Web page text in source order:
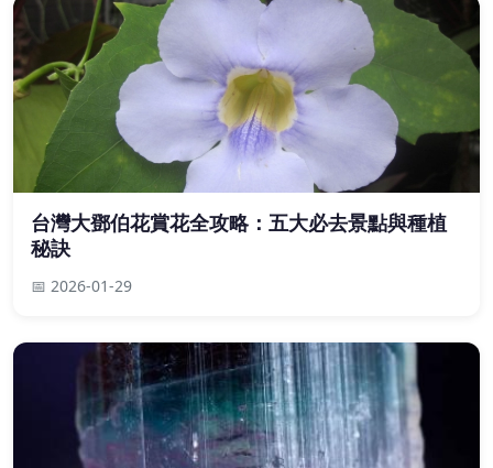
台灣大鄧伯花賞花全攻略：五大必去景點與種植
秘訣
📅 2026-01-29